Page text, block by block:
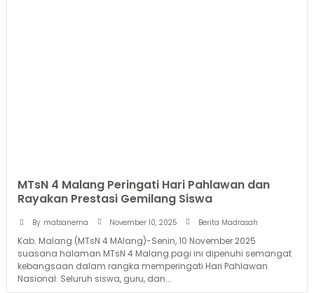
MTsN 4 Malang Peringati Hari Pahlawan dan
Rayakan Prestasi Gemilang Siswa
By matsanema November 10, 2025 Berita Madrasah
Kab. Malang (MTsN 4 MAlang)-Senin, 10 November 2025
suasana halaman MTsN 4 Malang pagi ini dipenuhi semangat
kebangsaan dalam rangka memperingati Hari Pahlawan
Nasional. Seluruh siswa, guru, dan...